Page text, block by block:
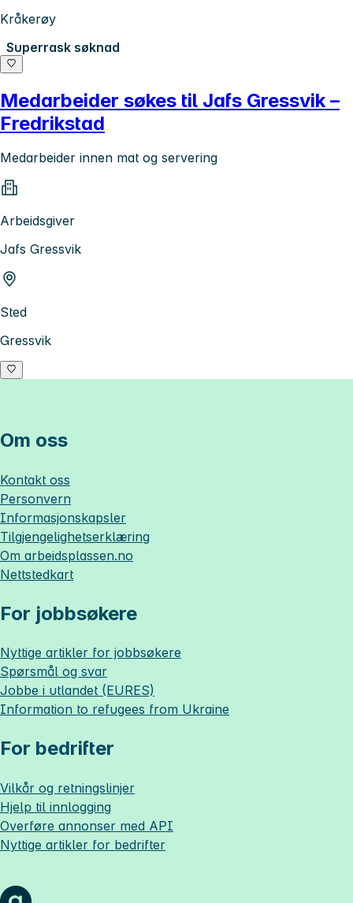
Kråkerøy
Superrask søknad
Medarbeider søkes til Jafs Gressvik –
Fredrikstad
Medarbeider innen mat og servering
Arbeidsgiver
Jafs Gressvik
Sted
Gressvik
Om oss
Kontakt oss
Personvern
Informasjonskapsler
Tilgjengelighetserklæring
Om arbeidsplassen.no
Nettstedkart
For jobbsøkere
Nyttige artikler for jobbsøkere
Spørsmål og svar
Jobbe i utlandet (EURES)
Information to refugees from Ukraine
For bedrifter
Vilkår og retningslinjer
Hjelp til innlogging
Overføre annonser med API
Nyttige artikler for bedrifter